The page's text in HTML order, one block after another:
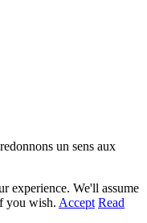
un sens aux
experience. We'll assume
you wish. Accept Read